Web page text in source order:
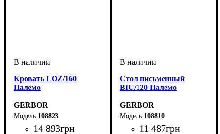
Кровать LOZ/160
Палемо
GERBOR
108823
14 893грн
Cтол письменный
BIU/120 Палемо
GERBOR
108810
11 487грн